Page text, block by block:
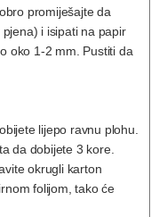
promiješajte da
i isipati na papir
oko 1-2 mm. Pustiti da
lijepo ravnu plohu.
da dobijete 3 kore.
okrugli karton
folijom, tako će